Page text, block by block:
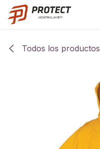
Ir al contenido
Todos los productos